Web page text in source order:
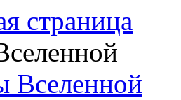
страница
Вселенной